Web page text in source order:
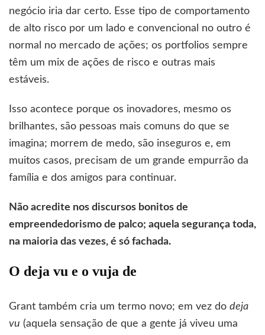
negócio iria dar certo. Esse tipo de comportamento
de alto risco por um lado e convencional no outro é
normal no mercado de ações; os portfolios sempre
têm um mix de ações de risco e outras mais
estáveis.
Isso acontece porque os inovadores, mesmo os
brilhantes, são pessoas mais comuns do que se
imagina; morrem de medo, são inseguros e, em
muitos casos, precisam de um grande empurrão da
família e dos amigos para continuar.
Não acredite nos discursos bonitos de
empreendedorismo de palco; aquela segurança toda,
na maioria das vezes, é só fachada.
O deja vu e o vuja de
Grant também cria um termo novo; em vez do deja
vu (aquela sensação de que a gente já viveu uma